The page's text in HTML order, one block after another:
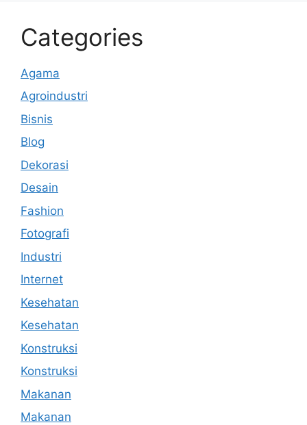
Categories
Agama
Agroindustri
Bisnis
Blog
Dekorasi
Desain
Fashion
Fotografi
Industri
Internet
Kesehatan
Kesehatan
Konstruksi
Konstruksi
Makanan
Makanan